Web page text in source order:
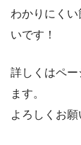
わかりにく
いです！
詳しくはペ
ます。
よろしくお願